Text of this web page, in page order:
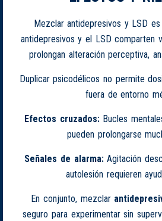
Mezclar antidepresivos y LSD
antidepresivos y el LSD comparten
prolongan alteración perceptiva,
Duplicar psicodélicos no permite
fuera de entorno
Efectos cruzados:Bucles
pueden prolongarse
Señales de alarma:Agitación
autolesión requieren
En conjunto, mezclar
seguro para experimentar sin